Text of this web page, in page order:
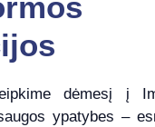
dėmesį į
ypatybes –